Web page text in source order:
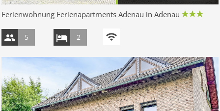
Ferienwohnung Ferienapartments Adenau in Adenau
5 2